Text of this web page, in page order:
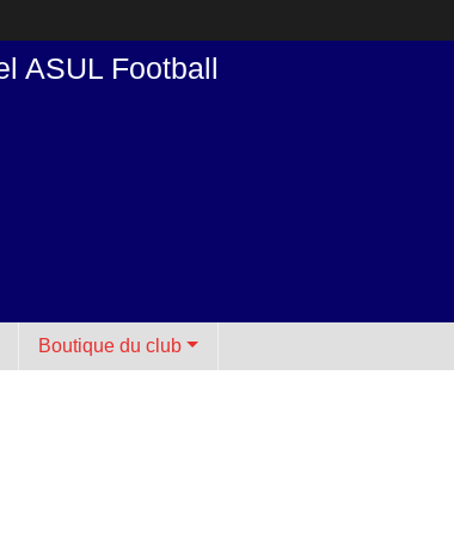
ASUL Football
Boutique du club